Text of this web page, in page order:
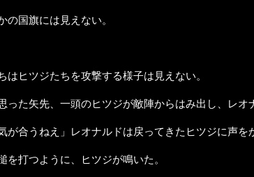
の国旗には見えない。
はヒツジたちを攻撃する様子は見えない。
った矢先、一頭のヒツジが敵陣からはみ出し、レオ
が合うねえ」レオナルドは戻ってきたヒツジに声を
を打つように、ヒツジが鳴いた。